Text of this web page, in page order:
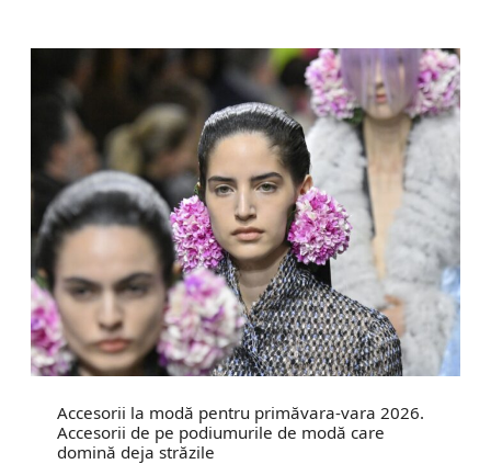
Accesorii la modă pentru primăvara-vara 2026.
Accesorii de pe podiumurile de modă care
domină deja străzile